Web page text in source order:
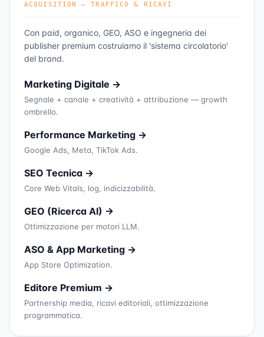
ACQUISITION — TRAFFICO & RICAVI
Con paid, organico, GEO, ASO e ingegneria dei
publisher premium costruiamo il 'sistema circolatorio'
del brand.
Marketing Digitale →
Segnale + canale + creatività + attribuzione — growth
ombrello.
Performance Marketing →
Google Ads, Meta, TikTok Ads.
SEO Tecnica →
Core Web Vitals, log, indicizzabilità.
GEO (Ricerca AI) →
Ottimizzazione per motori LLM.
ASO & App Marketing →
App Store Optimization.
Editore Premium →
Partnership media, ricavi editoriali, ottimizzazione
programmatica.